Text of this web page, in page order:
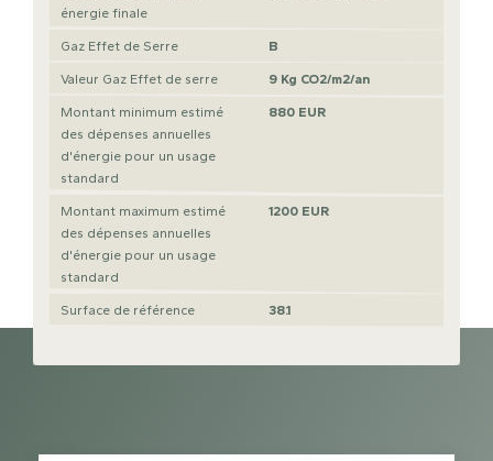
énergie finale
Gaz Effet de Serre B
Valeur Gaz Effet de serre 9 Kg CO2/m2/an
Montant minimum estimé
des dépenses annuelles
d'énergie pour un usage
standard
880 EUR
Montant maximum estimé
des dépenses annuelles
d'énergie pour un usage
standard
1200 EUR
Surface de référence 38.1